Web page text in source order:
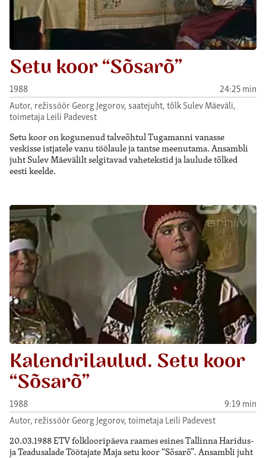
Setu koor “Sõsarõ”
1988
24:25 min
Autor, režissöör Georg Jegorov, saatejuht, tõlk Sulev Mäeväli,
toimetaja Leili Padevest
Setu koor on kogunenud talveõhtul Tugamanni vanasse
veskisse istjatele vanu töölaule ja tantse meenutama. Ansambli
juht Sulev Mäevälilt selgitavad vahetekstid ja laulude tõlked
eesti keelde.
Kalendrilaulud. Setu koor
“Sõsarõ”
1988
9:19 min
Autor, režissöör Georg Jegorov, toimetaja Leili Padevest
20.03.1988 ETV folklooripäeva raames esines Tallinna Haridus-
ja Teadusalade Töötajate Maja setu koor “Sõsarõ”. Ansambli juht